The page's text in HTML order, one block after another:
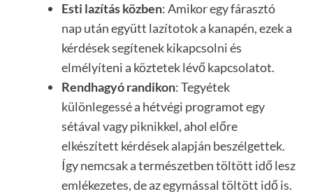
Esti lazítás közben: Amikor egy fárasztó
nap után együtt lazítotok a kanapén, ezek a
kérdések segítenek kikapcsolni és
elmélyíteni a köztetek lévő kapcsolatot.
Rendhagyó randikon: Tegyétek
különlegessé a hétvégi programot egy
sétával vagy piknikkel, ahol előre
elkészített kérdések alapján beszélgettek.
Így nemcsak a természetben töltött idő lesz
emlékezetes, de az egymással töltött idő is.